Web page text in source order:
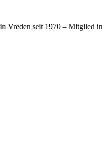
seit 1970 – Mitglied